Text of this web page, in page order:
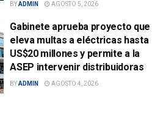
BYADMIN AGOSTO 5, 2026
Gabinete aprueba proyecto que
eleva multas a eléctricas hasta
US$20 millones y permite a la
ASEP intervenir distribuidoras
BYADMIN AGOSTO 4, 2026